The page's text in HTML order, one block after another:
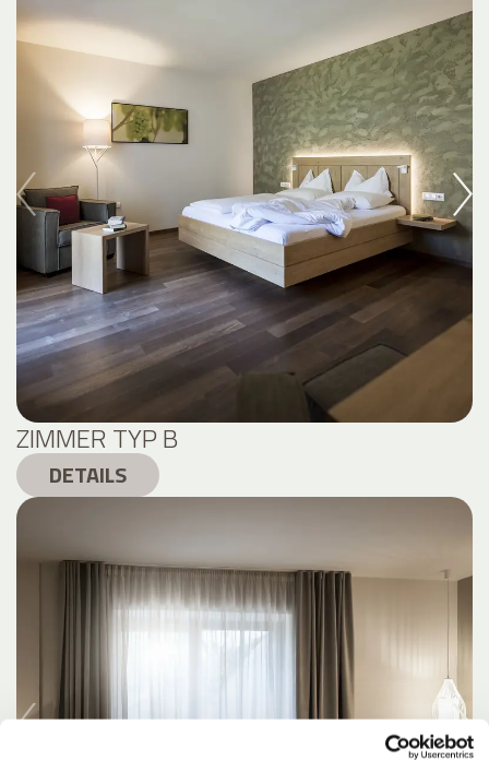
ZIMMER TYP B
DETAILS